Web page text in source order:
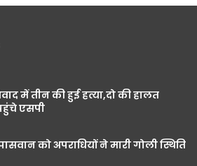
में तीन की हुई हत्या,दो की हालत
एसपी
को अपराधियों ने मारी गोली स्थिति